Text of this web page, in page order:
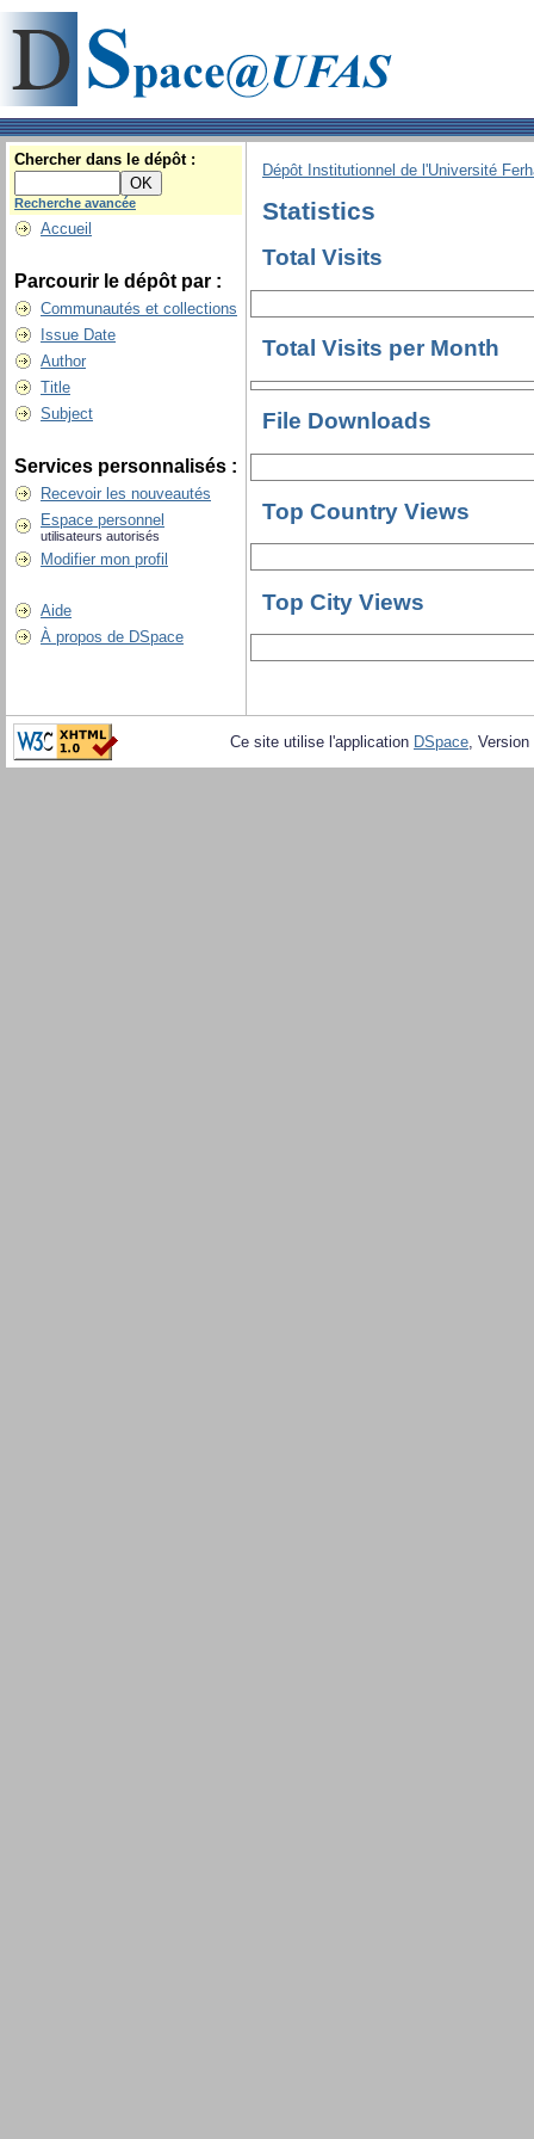
Chercher dans le dépôt :
Recherche avancée
Accueil
Parcourir le dépôt par :
Communautés et collections
Issue Date
Author
Title
Subject
Services personnalisés :
Recevoir les nouveautés
Espace personnel
utilisateurs autorisés
Modifier mon profil
Aide
À propos de DSpace
Dépôt Institutionnel de l'Université
Statistics
Total Visits
Total Visits per Month
File Downloads
Top Country Views
Top City Views
Ce site utilise l'application DSpace,